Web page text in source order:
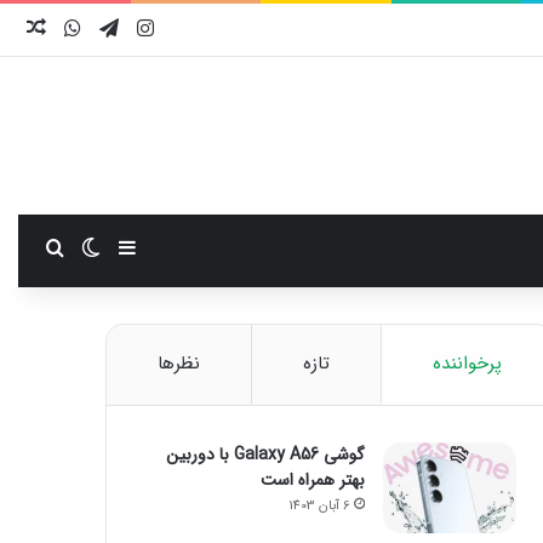
اینستاگرام
تلگرام واتس
سایدبارتغییر
پرخواننده تازه نظرها
گوشی Galaxy A56 با دوربین
بهتر همراه است
6 آبان 1403